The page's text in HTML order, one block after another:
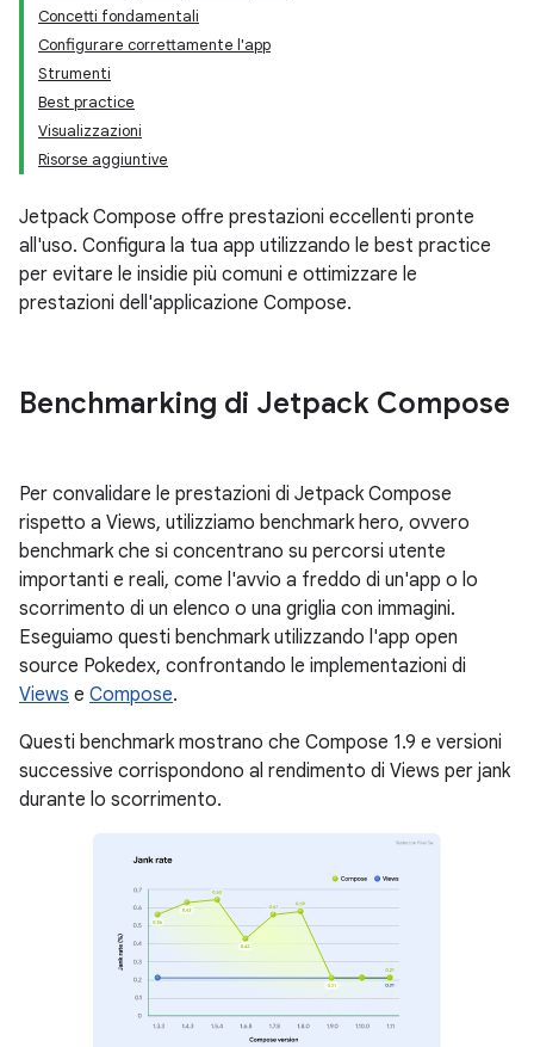
Concetti fondamentali
Configurare correttamente l'app
Strumenti
Best practice
Visualizzazioni
Risorse aggiuntive
Jetpack Compose offre prestazioni eccellenti pronte
all'uso. Configura la tua app utilizzando le best practice
per evitare le insidie più comuni e ottimizzare le
prestazioni dell'applicazione Compose.
Benchmarking di Jetpack Compose
Per convalidare le prestazioni di Jetpack Compose
rispetto a Views, utilizziamo benchmark hero, ovvero
benchmark che si concentrano su percorsi utente
importanti e reali, come l'avvio a freddo di un'app o lo
scorrimento di un elenco o una griglia con immagini.
Eseguiamo questi benchmark utilizzando l'app open
source Pokedex, confrontando le implementazioni di
Views e Compose.
Questi benchmark mostrano che Compose 1.9 e versioni
successive corrispondono al rendimento di Views per jank
durante lo scorrimento.